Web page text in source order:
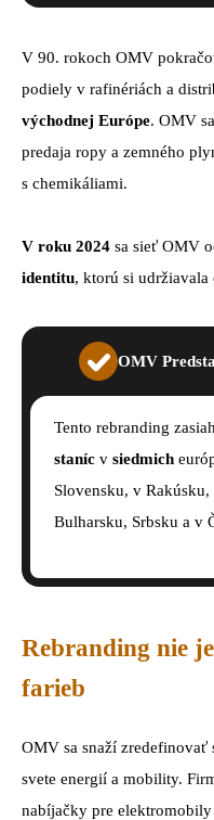
V 90. rokoch OMV
podiely v rafinériách a
východnej Európe. OMV
predaja ropy a zemného
s chemikáliami.
V roku 2024 sa sieť OMV
identitu, ktorú si udržiavala
OMV
Tento rebranding
staníc v siedmich
Slovensku, v
Bulharsku, Srbsku a v
Rebranding nie
farieb
OMV sa snaží zredefinovať
svete energií a mobility.
nabíjačky pre